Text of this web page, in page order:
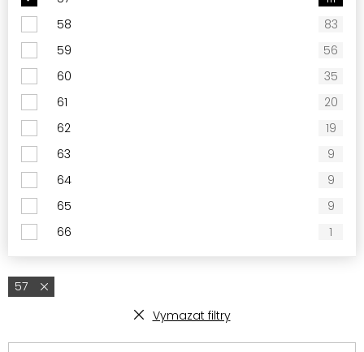
58
83
59
56
60
35
61
20
62
19
63
9
64
9
65
9
66
1
57
Vymazat filtry